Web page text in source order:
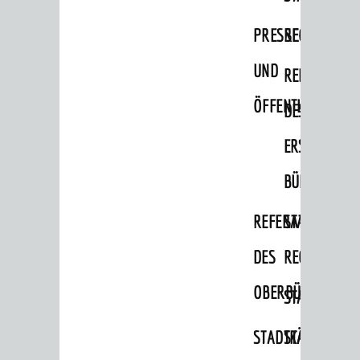
PRESSE-
UND REFERAT
DES
ERSTEN
REFERAT
DES
STABSSTELLE
RECHT
STADTKÄMMEREI
Vermiete doch an deine Stadt